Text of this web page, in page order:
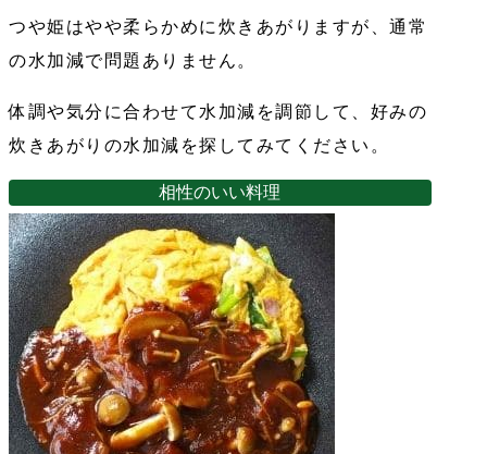
で
し
¥4,980
で
｜
山
県
岡
ん
ぶ
ば
っ
た
の
会
産
特
別
栽
つや姫はやや柔らかめに炊きあがりますが、通常
の水加減で問題ありません。
体調や気分に合わせて水加減を調節して、好みの
炊きあがりの水加減を探してみてください。
相性のいい料理